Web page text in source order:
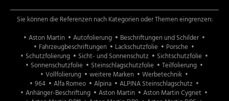
Porsche
Aston Martin
weitere Marken
Fahrzeugbeschriftungen
Beschriftungen und Schilder
Sie können die Referenzen nach Kategorien oder Themen eingrenzen:
Aston Martin
Autofolierung
Beschriftungen und Schilder
Fahrzeugbeschriftungen
Lackschutzfolie
Porsche
Schutzfolierung
Sicht- und Sonnenschutz
Sichtschutzfolie
Sonnenschutzfolie
Steinschlagschutzfolie
Teilfolierung
Vollfolierung
weitere Marken
Werbetechnik
964
Alfa Romeo Alpina
ALPINA Steinschlagschutz
Anhänger-Beschriftung
Aston Martin
Aston Martin Cygnet